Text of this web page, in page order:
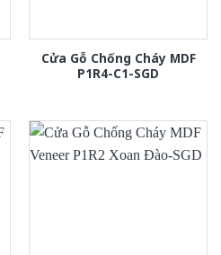
Cửa Gỗ Chống Cháy MDF
P1R4-C1-SGD